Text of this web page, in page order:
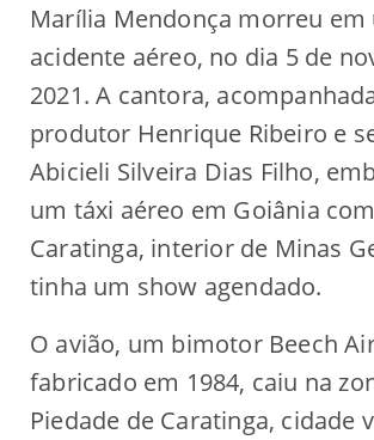
Marília Mendonça morreu em
acidente aéreo, no dia 5 de
2021. A cantora,
produtor Henrique Ribeiro e
Abicieli Silveira Dias Filho,
um táxi aéreo em Goiânia
Caratinga, interior de Minas
tinha um show agendado.
O avião, um bimotor Beech
fabricado em 1984, caiu na
Piedade de Caratinga, cidade